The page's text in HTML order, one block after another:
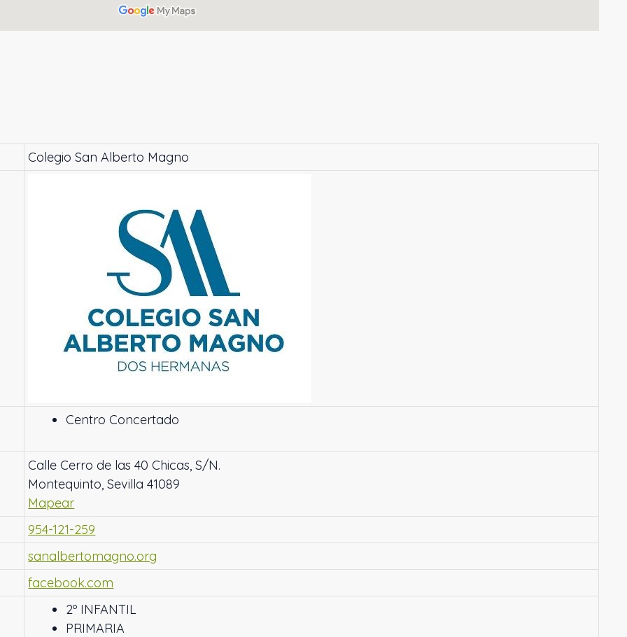
Colegio San Alberto Magno
Centro Concertado
Calle Cerro de las 40 Chicas, S/N.
Montequinto, Sevilla 41089
Mapear
954-121-259
sanalbertomagno.org
facebook.com
2º INFANTIL
PRIMARIA